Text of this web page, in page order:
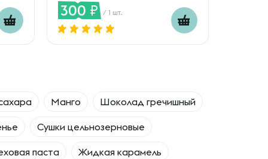
300 / 1 шт.
Манго Шоколад гречишный
Сушки цельнозерновые
паста Жидкая карамель